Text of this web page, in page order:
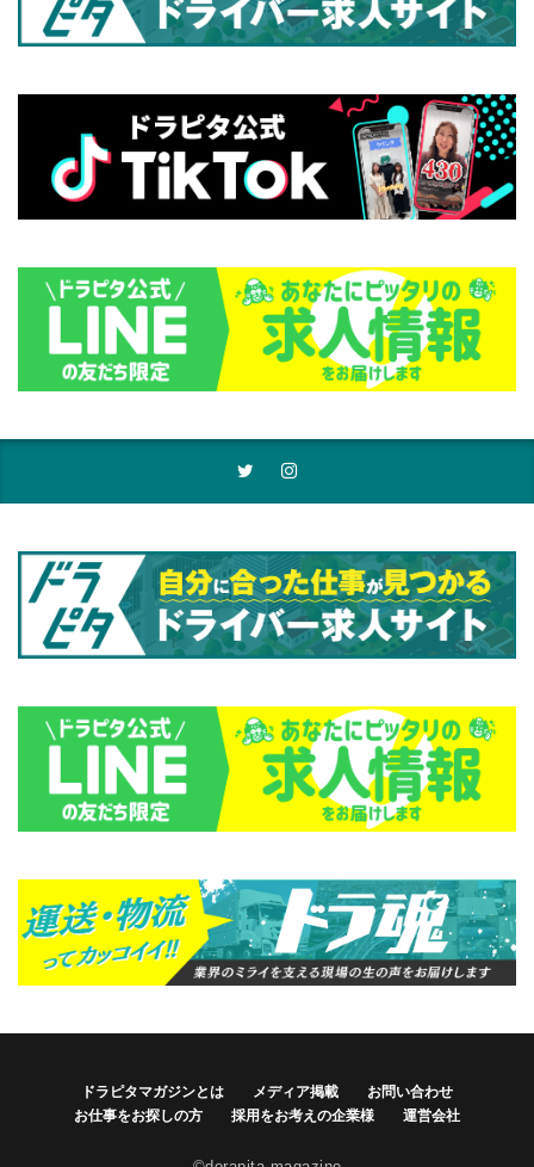
ドラピタマガジンとは メディア掲載
お問い合わせ
お仕事をお探しの方
採用をお考えの企業様 運営会社